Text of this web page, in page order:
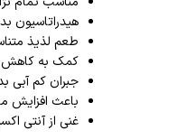
هیدراتاسیون
طعم لذیذ
کمک به کاهش
جبران کم آبی
باعث افزایش
غنی از آنتی